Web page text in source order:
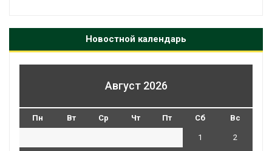
Новостной календарь
Август 2026
Пн Вт Ср Чт Пт Сб Вс
1 2